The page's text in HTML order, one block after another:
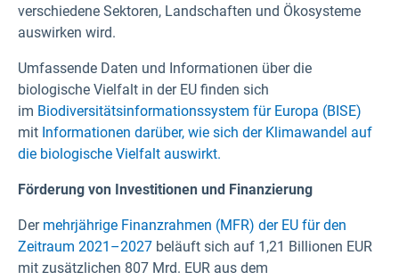
verschiedene Sektoren, Landschaften und Ökosysteme
auswirken wird.
Umfassende Daten und Informationen über die
biologische Vielfalt in der EU finden sich
im Biodiversitätsinformationssystem für Europa (BISE)
mit Informationen darüber, wie sich der Klimawandel auf
die biologische Vielfalt auswirkt.
Förderung von Investitionen und Finanzierung
Der mehrjährige Finanzrahmen (MFR) der EU für den
Zeitraum 2021–2027 beläuft sich auf 1,21 Billionen EUR
mit zusätzlichen 807 Mrd. EUR aus dem